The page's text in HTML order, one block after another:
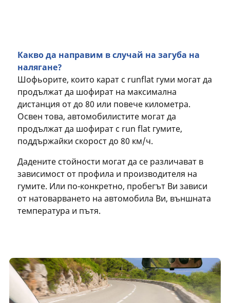
Какво да направим в случай на загуба на
налягане?
Шофьорите, които карат с runflat гуми могат да
продължат да шофират на максимална
дистанция от до 80 или повече километра.
Освен това, автомобилистите могат да
продължат да шофират с run flat гумите,
поддържайки скорост до 80 км/ч.
Дадените стойности могат да се различават в
зависимост от профила и производителя на
гумите. Или по-конкретно, пробегът Ви зависи
от натоварването на автомобила Ви, външната
температура и пътя.